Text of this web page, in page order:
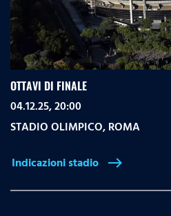
OTTAVI DI FINALE
04.12.25, 20:00
STADIO OLIMPICO,ROMA
Indicazioni stadio east